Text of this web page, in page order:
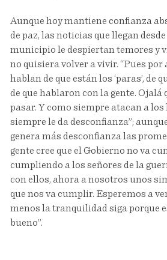
Aunque hoy mantiene confianza
de paz, las noticias que llegan
municipio le despiertan temores y
no quisiera volver a vivir. “Pues
hablan de que están los ‘paras’, de
de que hablaron con la gente. Ojalá
pasar. Y como siempre atacan a los
siempre le da desconfianza”;
genera más desconfianza las
gente cree que el Gobierno no va
cumpliendo a los señores de la
con ellos, ahora a nosotros unos
que nos va cumplir. Esperemos a
menos la tranquilidad siga porque
bueno”.